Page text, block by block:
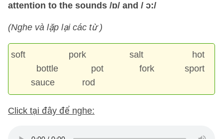
attention to the sounds /ɒ/ and / ɔ:/
(Nghe và lặp lại các từ )
soft pork salt hot
bottle pot fork sport
sauce rod
Click tại đây để nghe: